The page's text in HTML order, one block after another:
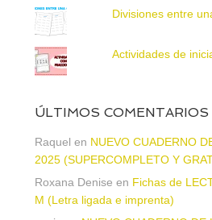
Divisiones entre
Actividades de
ÚLTIMOS COMENTARIOS
Raquel en NUEVO CUADERNO
2025 (SUPERCOMPLETO Y
Roxana Denise en Fichas de
M (Letra ligada e imprenta)